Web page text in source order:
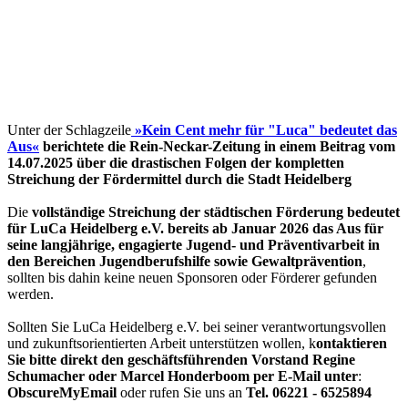
Unter der Schlagzeile »Kein Cent mehr für "Luca" bedeutet das
Aus« berichtete die Rein-Neckar-Zeitung in einem Beitrag vom
14.07.2025 über die drastischen Folgen der kompletten
Streichung der Fördermittel durch die Stadt Heidelberg
Die vollständige Streichung der städtischen Förderung bedeutet
für LuCa Heidelberg e.V. bereits ab Januar 2026 das Aus für
seine langjährige, engagierte Jugend- und Präventivarbeit in
den Bereichen Jugendberufshilfe sowie Gewaltprävention,
sollten bis dahin keine neuen Sponsoren oder Förderer gefunden
werden.
Sollten Sie LuCa Heidelberg e.V. bei seiner verantwortungsvollen
und zukunftsorientierten Arbeit unterstützen wollen, kontaktieren
Sie bitte direkt den geschäftsführenden Vorstand Regine
Schumacher oder Marcel Honderboom per E-Mail unter:
ObscureMyEmail oder rufen Sie uns an Tel. 06221 - 6525894